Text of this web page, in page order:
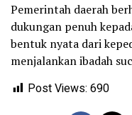
Pemerintah daerah
dukungan penuh
bentuk nyata dari
menjalankan ibadah
Post Views: 690